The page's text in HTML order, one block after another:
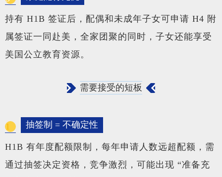
持有 H1B 签证后，配偶和未成年子女可申请 H4 附
属签证一同赴美，全家团聚的同时，子女还能享受
美国公立教育资源。
需要接受的短板
1 抽签制 = 不确定性
H1B 有年度配额限制，每年申请人数远超配额，需
通过抽签决定资格，竞争激烈，可能出现 “准备充